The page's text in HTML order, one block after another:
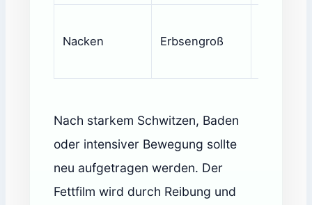
Nacken Erbsengroß
Nach starkem Schwitzen, Baden
oder intensiver Bewegung sollte
neu aufgetragen werden. Der
Fettfilm wird durch Reibung und